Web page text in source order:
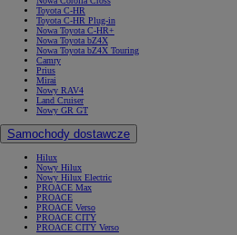
Toyota C-HR
Toyota C-HR Plug-in
Nowa Toyota C-HR+
Nowa Toyota bZ4X
Nowa Toyota bZ4X Touring
Camry
Prius
Mirai
Nowy RAV4
Land Cruiser
Nowy GR GT
Samochody dostawcze
Hilux
Nowy Hilux
Nowy Hilux Electric
PROACE Max
PROACE
PROACE Verso
PROACE CITY
PROACE CITY Verso